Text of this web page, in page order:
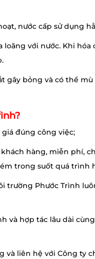
nước cấp sử dụng
với nước. Khi
gây bỏng và có thể
đúng công việc;
hàng, miễn phí,
trong suốt quá trình
trường Phước Trình
và hợp tác lâu dài
và liên hệ với Công ty